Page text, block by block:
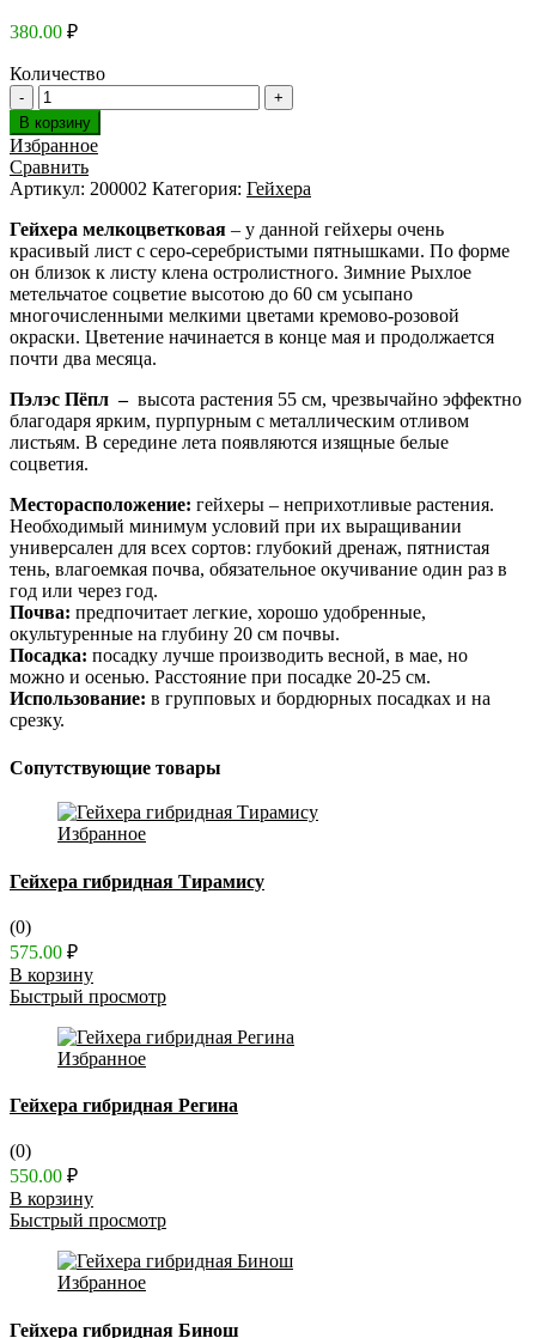
380.00 ₽
Количество
В корзину
Избранное
Сравнить
Артикул: 200002 Категория: Гейхера
Гейхера мелкоцветковая – у данной гейхеры очень
красивый лист с серо-серебристыми пятнышками. По форме
он близок к листу клена остролистного. Зимние Рыхлое
метельчатое соцветие высотою до 60 см усыпано
многочисленными мелкими цветами кремово-розовой
окраски. Цветение начинается в конце мая и продолжается
почти два месяца.
Пэлэс Пёпл – высота растения 55 см, чрезвычайно эффектно
благодаря ярким, пурпурным с металлическим отливом
листьям. В середине лета появляются изящные белые
соцветия.
Месторасположение: гейхеры – неприхотливые растения.
Необходимый минимум условий при их выращивании
универсален для всех сортов: глубокий дренаж, пятнистая
тень, влагоемкая почва, обязательное окучивание один раз в
год или через год.
Почва: предпочитает легкие, хорошо удобренные,
окультуренные на глубину 20 см почвы.
Посадка: посадку лучше производить весной, в мае, но
можно и осенью. Расстояние при посадке 20-25 см.
Использование: в групповых и бордюрных посадках и на
срезку.
Сопутствующие товары
Избранное
Гейхера гибридная Тирамису
(0)
575.00 ₽
В корзину
Быстрый просмотр
Избранное
Гейхера гибридная Регина
(0)
550.00 ₽
В корзину
Быстрый просмотр
Избранное
Гейхера гибридная Бинош